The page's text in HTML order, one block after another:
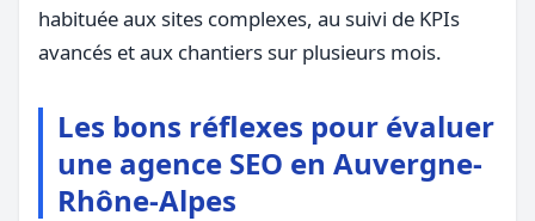
habituée aux sites complexes, au suivi de KPIs
avancés et aux chantiers sur plusieurs mois.
Les bons réflexes pour évaluer
une agence SEO en Auvergne-
Rhône-Alpes